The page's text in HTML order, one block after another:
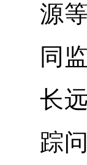
源
同
长
踪